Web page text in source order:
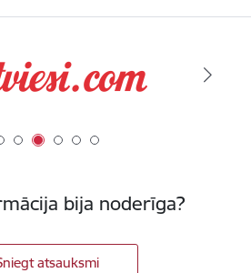
bija noderīga?
atsauksmi